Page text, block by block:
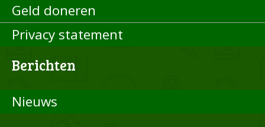
Geld doneren
Privacy statement
Berichten
Nieuws